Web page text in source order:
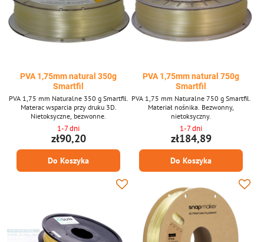
PVA 1,75mm natural 350g
Smartfil
PVA 1,75 mm Naturalne 350 g Smartfil.
Materac wsparcia przy druku 3D.
Nietoksyczne, bezwonne.
1-7 dni
zł90,20
Do Koszyka
PVA 1,75mm natural 750g
Smartfil
PVA 1,75 mm Naturalne 750 g Smartfil.
Materiał nośnika. Bezwonny,
nietoksyczny.
1-7 dni
zł184,89
Do Koszyka